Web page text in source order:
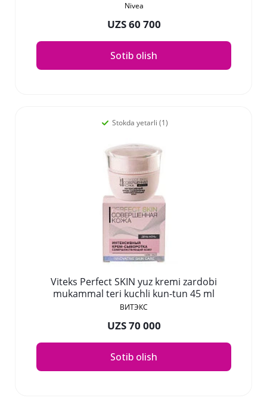
Nivea
UZS 60 700
Sotib olish
Stokda yetarli (1)
Viteks Perfect SKIN yuz kremi zardobi
mukammal teri kuchli kun-tun 45 ml
ВИТЭКС
UZS 70 000
Sotib olish